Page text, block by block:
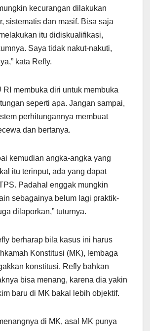
kecurangan dilakukan
sistematis dan masif. Bisa saja
itu didiskualifikasi,
Saya tidak nakut-nakuti,
kata Refly.
RI membuka diri untuk membuka
seperti apa. Jangan sampai,
perhitungannya membuat
dan bertanya.
kemudian angka-angka yang
itu terinput, ada yang dapat
Padahal enggak mungkin
sebagainya belum lagi praktik-
dilaporkan,” tuturnya.
berharap bila kasus ini harus
Konstitusi (MK), lembaga
konstitusi. Refly bahkan
bisa menang, karena dia yakin
baru di MK bakal lebih objektif.
di MK, asal MK punya